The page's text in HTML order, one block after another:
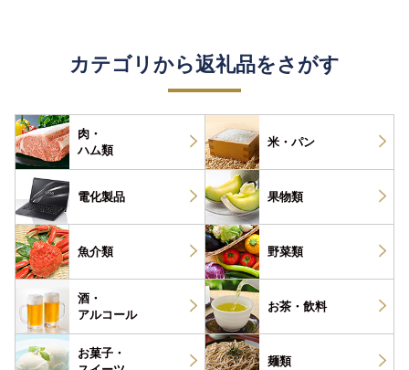
カテゴリから返礼品をさがす
肉・
ハム類
米・パン
電化製品 果物類
魚介類 野菜類
酒・
アルコール
お茶・ 飲料
お菓子・
麺類